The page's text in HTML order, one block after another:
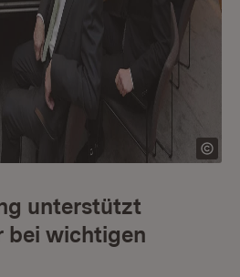
unterstützt
bei wichtigen